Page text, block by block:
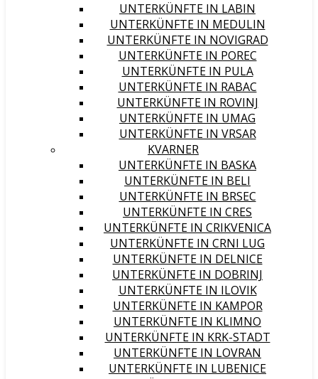
UNTERKÜNFTE IN LABIN
UNTERKÜNFTE IN MEDULIN
UNTERKÜNFTE IN NOVIGRAD
UNTERKÜNFTE IN POREC
UNTERKÜNFTE IN PULA
UNTERKÜNFTE IN RABAC
UNTERKÜNFTE IN ROVINJ
UNTERKÜNFTE IN UMAG
UNTERKÜNFTE IN VRSAR
KVARNER
UNTERKÜNFTE IN BASKA
UNTERKÜNFTE IN BELI
UNTERKÜNFTE IN BRSEC
UNTERKÜNFTE IN CRES
UNTERKÜNFTE IN CRIKVENICA
UNTERKÜNFTE IN CRNI LUG
UNTERKÜNFTE IN DELNICE
UNTERKÜNFTE IN DOBRINJ
UNTERKÜNFTE IN ILOVIK
UNTERKÜNFTE IN KAMPOR
UNTERKÜNFTE IN KLIMNO
UNTERKÜNFTE IN KRK-STADT
UNTERKÜNFTE IN LOVRAN
UNTERKÜNFTE IN LUBENICE